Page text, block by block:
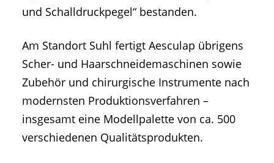
und Schalldruckpegel“ bestanden.
Am Standort Suhl fertigt Aesculap übrigens
Scher- und Haarschneidemaschinen sowie
Zubehör und chirurgische Instrumente nach
modernsten Produktionsverfahren –
insgesamt eine Modellpalette von ca. 500
verschiedenen Qualitätsprodukten.